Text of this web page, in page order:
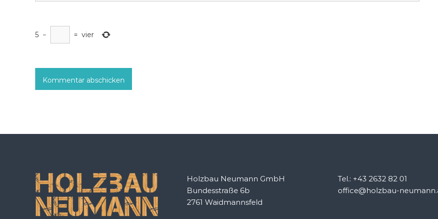
5 − = vier
Holzbau Neumann GmbH
Bundesstraße 6b
2761 Waidmannsfeld
Tel.: +43 2632 82 01
office@holzbau-